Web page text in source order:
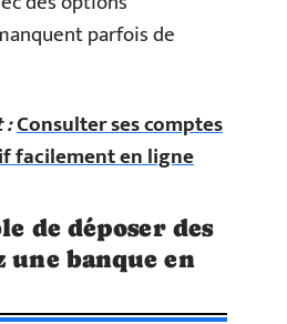
parfois de
:Consulter ses comptes
facilement en ligne
de déposer des
une banque en